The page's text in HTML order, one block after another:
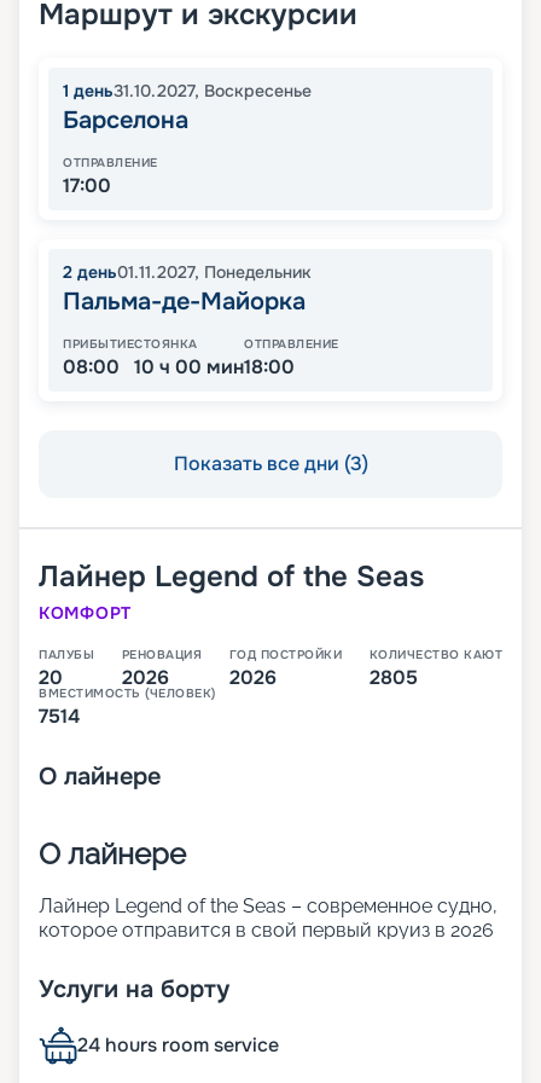
Маршрут и экскурсии
1 день31.10.2027, Воскресенье
Барселона
ОТПРАВЛЕНИЕ
17:00
2 день01.11.2027, Понедельник
Пальма-де-Майорка
ПРИБЫТИЕ
08:00
СТОЯНКА
10 ч 00 мин
ОТПРАВЛЕНИЕ
18:00
Показать все дни (3)
Лайнер Legend of the Seas
КОМФОРТ
ПАЛУБЫ
20
РЕНОВАЦИЯ
2026
ГОД ПОСТРОЙКИ
2026
КОЛИЧЕСТВО КАЮТ
2805
ВМЕСТИМОСТЬ (ЧЕЛОВЕК)
7514
О лайнере
О лайнере
Лайнер Legend of the Seas – современное судно,
которое отправится в свой первый круиз в 2026
превышает по размерам и показателям
комфорта корабли Oasis. 20 палуб лайнера
готовы предложить огромное количество
ресторанов и баров, развлечений для взрослых
Услуги на борту
24 hours room service